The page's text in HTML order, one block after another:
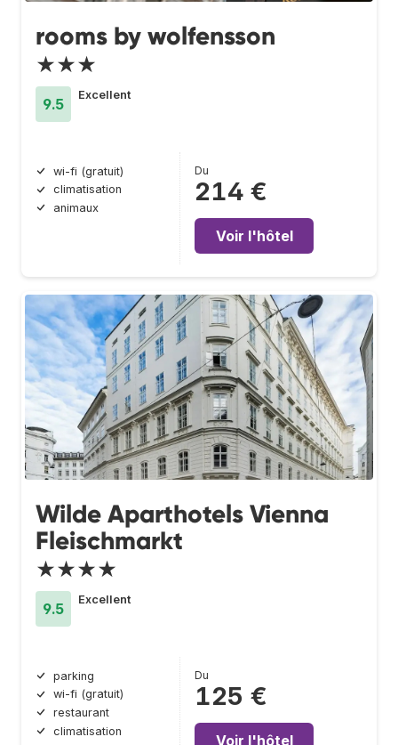
rooms by wolfensson
★★★
9.5
Excellent
wi-fi (gratuit)
climatisation
animaux
Du
214 €
Voir l'hôtel
Wilde Aparthotels Vienna
Fleischmarkt
★★★★
9.5
Excellent
parking
wi-fi (gratuit)
restaurant
climatisation
Du
125 €
Voir l'hôtel